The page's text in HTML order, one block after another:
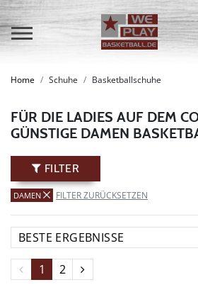
Home Schuhe Basketballschuhe
FÜR DIE LADIES AUF DEM
GÜNSTIGE DAMEN
FILTER
DAMEN FILTER ZURÜCKSETZEN
1
2